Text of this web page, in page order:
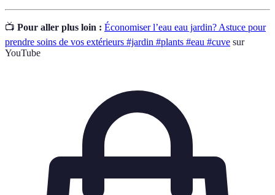
📺 Pour aller plus loin : Économiser l’eau eau jardin? Astuce pour
prendre soins de vos extérieurs #jardin #plants #eau #cuve sur
YouTube